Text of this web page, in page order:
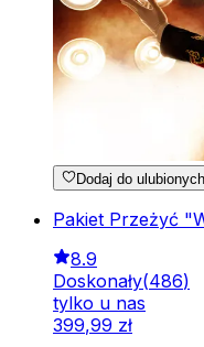
Dodaj do ulubionych
Pakiet Przeżyć
8.9
Doskonały(486)
tylko u nas
399,99 zł